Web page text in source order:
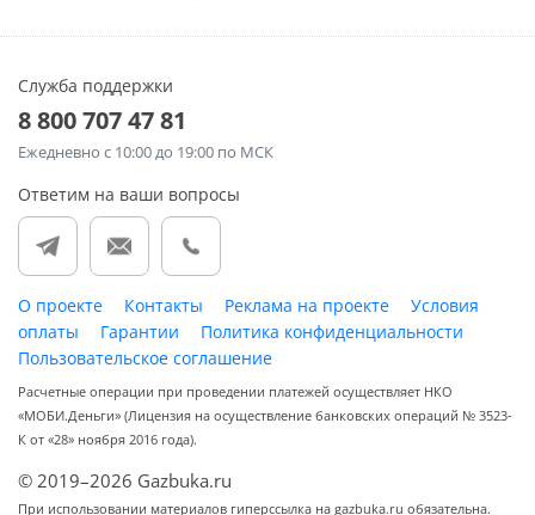
Служба поддержки
8 800 707 47 81
Ежедневно с 10:00 до 19:00 по МСК
Ответим на ваши вопросы
О проекте Контакты Реклама на проекте
Условия
оплаты
Гарантии
Политика конфиденциальности
Пользовательское соглашение
Расчетные операции при проведении платежей осуществляет НКО
«МОБИ.Деньги» (Лицензия на осуществление банковских операций № 3523-
К от «28» ноября 2016 года).
© 2019–2026 Gazbuka.ru
При использовании материалов гиперссылка на gazbuka.ru обязательна.